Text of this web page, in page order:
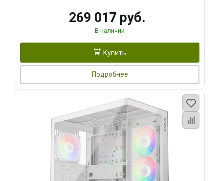
269 017 руб.
В наличии
Купить
Подробнее